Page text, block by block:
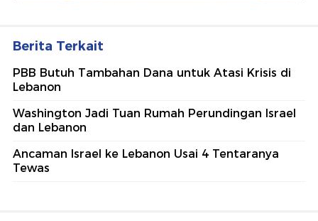
Berita Terkait
PBB Butuh Tambahan Dana untuk Atasi Krisis di
Lebanon
Washington Jadi Tuan Rumah Perundingan Israel
dan Lebanon
Ancaman Israel ke Lebanon Usai 4 Tentaranya
Tewas